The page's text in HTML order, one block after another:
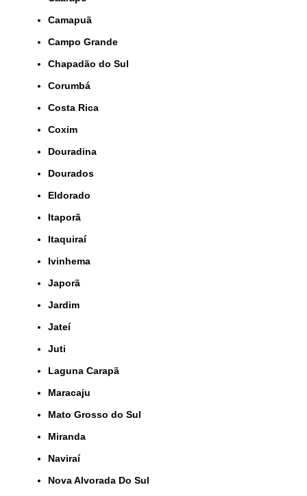
Camapuã
Campo Grande
Chapadão do Sul
Corumbá
Costa Rica
Coxim
Douradina
Dourados
Eldorado
Itaporã
Itaquiraí
Ivinhema
Japorã
Jardim
Jateí
Juti
Laguna Carapã
Maracaju
Mato Grosso do Sul
Miranda
Naviraí
Nova Alvorada Do Sul